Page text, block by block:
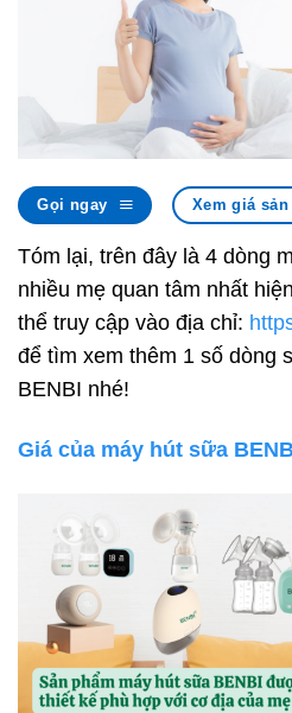
Gọi ngay Xem giá
Tóm lại, trên đây là 4 dòng
nhiều mẹ quan tâm nhất
thể truy cập vào địa chỉ:
để tìm xem thêm 1 số dòng
BENBI nhé!
Giá của máy hút sữa